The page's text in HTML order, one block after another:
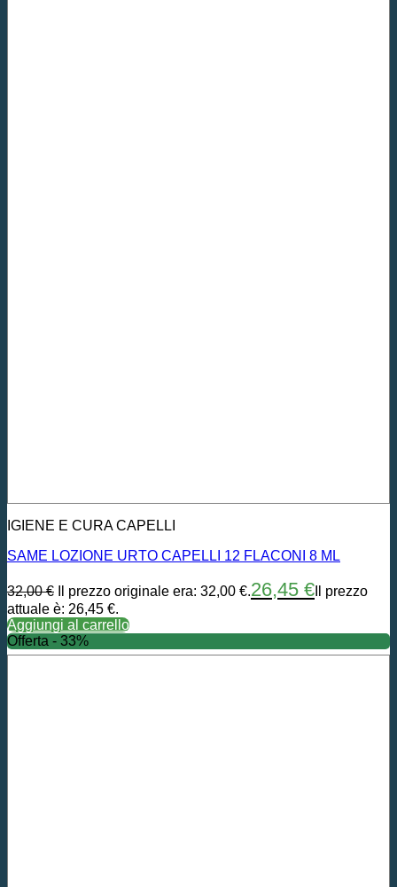
IGIENE E CURA CAPELLI
SAME LOZIONE URTO CAPELLI 12 FLACONI 8 ML
32,00€ Il prezzo originale era: 32,00 €.26,45 € Il prezzo
attuale è: 26,45 €.
Aggiungi al carrello
Offerta - 33%